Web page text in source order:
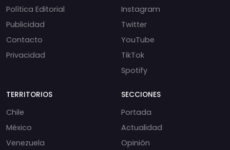
Política Editorial
Publicidad
Contacto
Privacidad
Instagram
Twitter
YouTube
TikTok
Spotify
TERRITORIOS
Chile
México
Venezuela
SECCIONES
Portada
Actualidad
Opinión